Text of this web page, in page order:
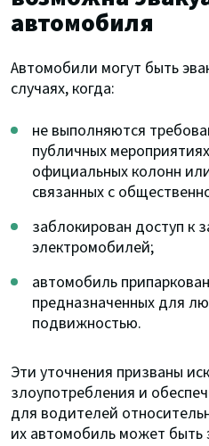
автомобиля
Автомобили могут быть
случаях, когда:
не выполняются
публичных
официальных колонн
связанных с
заблокирован доступ к
электромобилей;
автомобиль
предназначенных для
подвижностью.
Эти уточнения призваны
злоупотребления и
для водителей
их автомобиль может быть